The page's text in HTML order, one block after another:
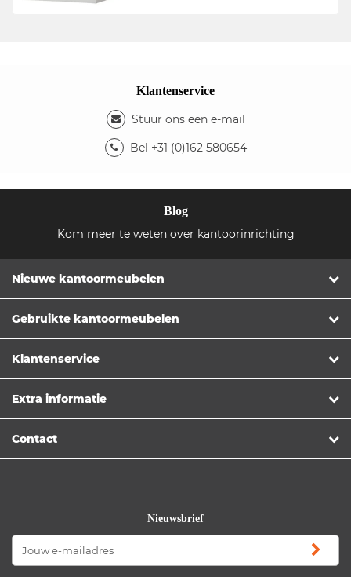
Klantenservice
Stuur ons een e-mail
Bel +31 (0)162 580654
Blog
Kom meer te weten over kantoorinrichting
Nieuwe kantoormeubelen
Gebruikte kantoormeubelen
Klantenservice
Extra informatie
Contact
Nieuwsbrief